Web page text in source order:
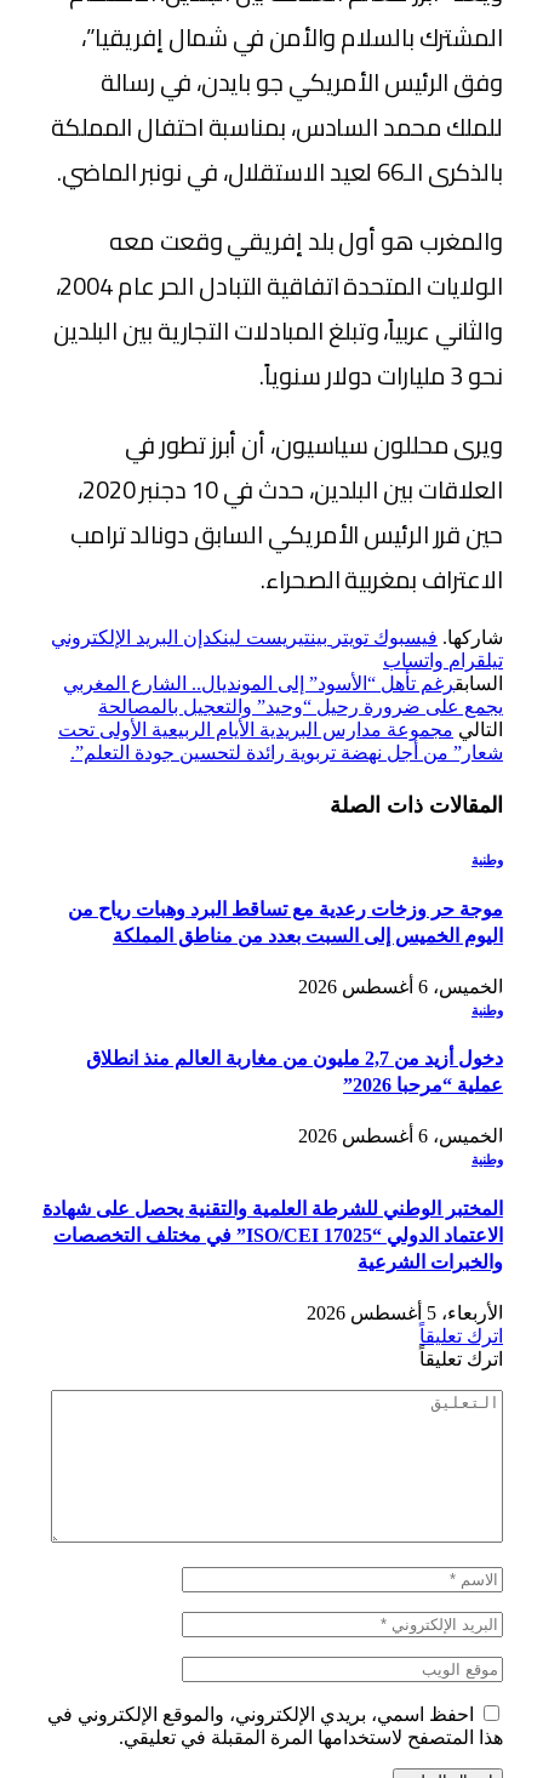
المشترك بالسلام والأمن في شمال إفريقيا”،
وفق الرئيس الأمريكي جو بايدن، في رسالة
للملك محمد السادس، بمناسبة احتفال المملكة
بالذكرى الـ66 لعيد الاستقلال، في نونبر الماضي.
والمغرب هو أول بلد إفريقي وقعت معه
الولايات المتحدة اتفاقية التبادل الحر عام 2004،
والثاني عربياً، وتبلغ المبادلات التجارية بين البلدين
نحو 3 مليارات دولار سنوياً.
ويرى محللون سياسيون، أن أبرز تطور في
العلاقات بين البلدين، حدث في 10 دجنبر 2020،
حين قرر الرئيس الأمريكي السابق دونالد ترامب
الاعتراف بمغربية الصحراء.
شاركها. فيسبوك تويتر بينتيريست لينكدإن البريد الإلكتروني
تيلقرام واتساب
السابقرغم تأهل “الأسود” إلى المونديال.. الشارع المغربي
يجمع على ضرورة رحيل “وحيد” والتعجيل بالمصالحة
التالي مجموعة مدارس البريدية الأيام الربيعية الأولى تحت
شعار” من أجل نهضة تربوية رائدة لتحسين جودة التعلم”.
المقالات ذات الصلة
وطنية
موجة حر وزخات رعدية مع تساقط البرد وهبات رياح من
اليوم الخميس إلى السبت بعدد من مناطق المملكة
الخميس، 6 أغسطس 2026
وطنية
دخول أزيد من 2,7 مليون من مغاربة العالم منذ انطلاق
عملية “مرحبا 2026”
الخميس، 6 أغسطس 2026
وطنية
المختبر الوطني للشرطة العلمية والتقنية يحصل على شهادة
الاعتماد الدولي “ISO/CEI 17025” في مختلف التخصصات
والخبرات الشرعية
الأربعاء، 5 أغسطس 2026
اترك تعليقاً
اترك تعليقاً
احفظ اسمي، بريدي الإلكتروني، والموقع الإلكتروني في
هذا المتصفح لاستخدامها المرة المقبلة في تعليقي.